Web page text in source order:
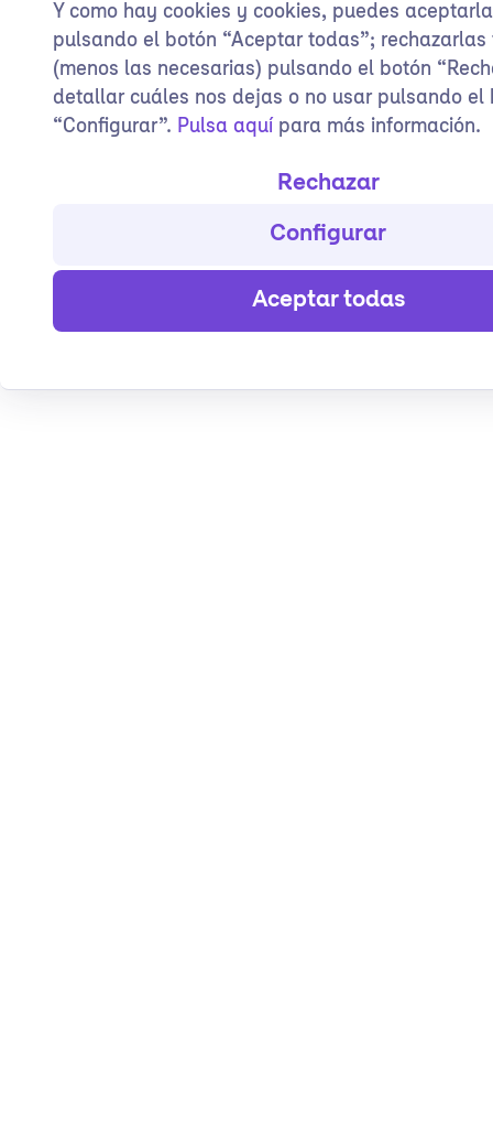
Y como hay cookies y cookies, puedes
pulsando el botón “Aceptar todas”; rechazarlas
(menos las necesarias) pulsando el botón
detallar cuáles nos dejas o no usar pulsando el
“Configurar”. Pulsa aquí para más información.
Rechazar
Configurar
Aceptar todas